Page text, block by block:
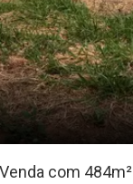
com 484m²